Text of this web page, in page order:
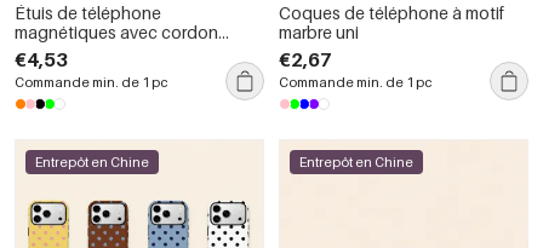
Étuis de téléphone
magnétiques avec cordon
détachable aux quatre coins
€4,53
Commande min. de 1 pc
Coques de téléphone à motif
marbre uni
€2,67
Commande min. de 1 pc
Entrepôt en Chine Entrepôt en Chine